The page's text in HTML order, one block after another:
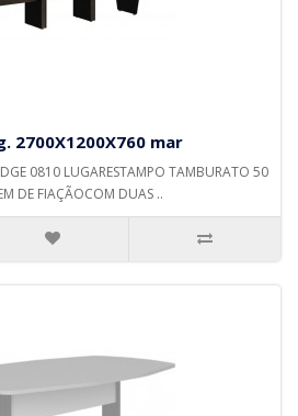
2700X1200X760 mar
0810 LUGARESTAMPO TAMBURATO 50
DE FIAÇÃOCOM DUAS ..